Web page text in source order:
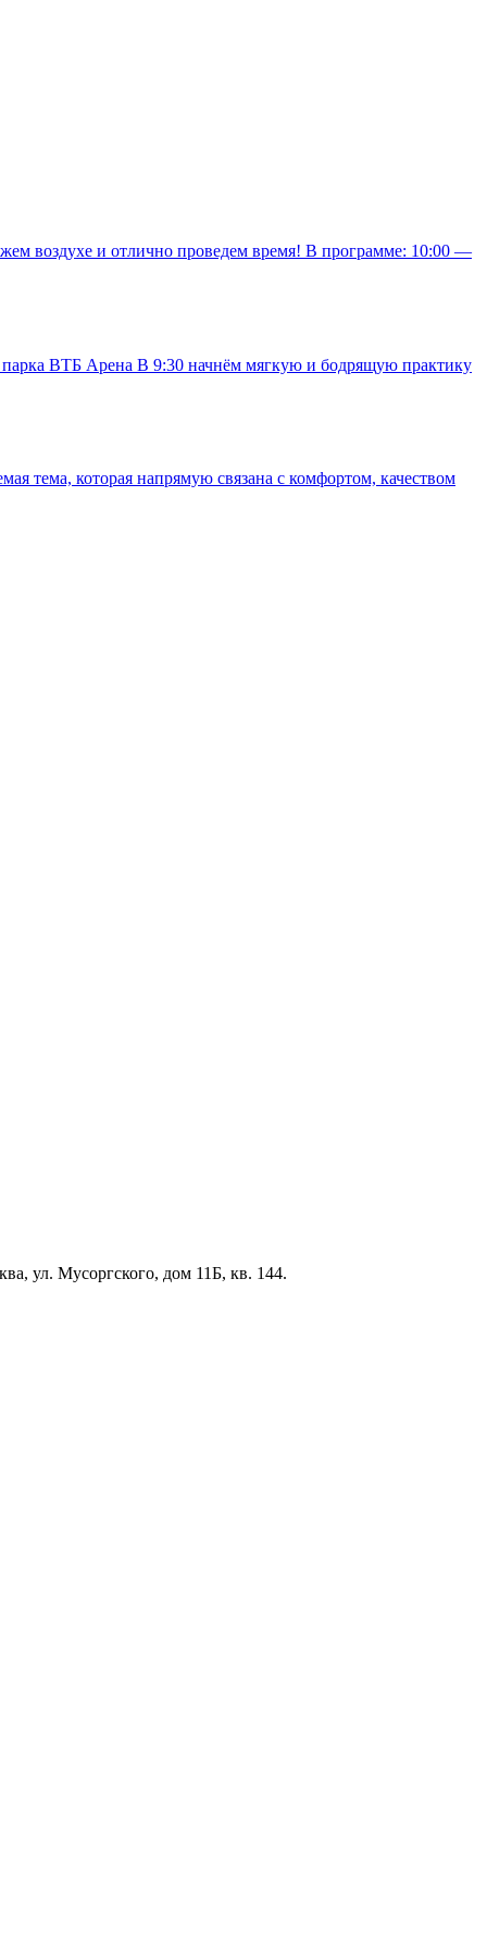
воздухе и отлично проведем время! В программе: 10:00 —
ВТБ Арена В 9:30 начнём мягкую и бодрящую практику
тема, которая напрямую связана с комфортом, качеством
ул. Мусоргского, дом 11Б, кв. 144.